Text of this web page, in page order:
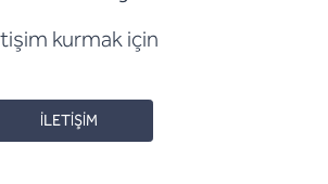
kurmak için
İLETİŞİM